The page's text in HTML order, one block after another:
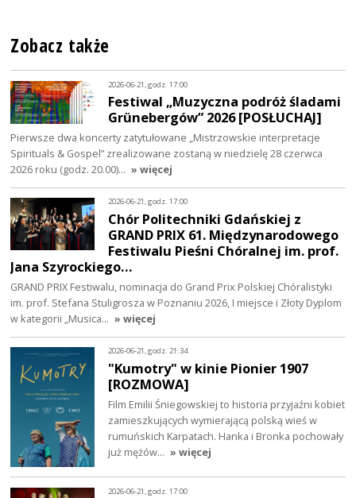
Zobacz także
2026-06-21, godz. 17:00
Festiwal „Muzyczna podróż śladami
Grünebergów” 2026 [POSŁUCHAJ]
Pierwsze dwa koncerty zatytułowane „Mistrzowskie interpretacje
Spirituals & Gospel” zrealizowane zostaną w niedzielę 28 czerwca
2026 roku (godz. 20.00)… » więcej
2026-06-21, godz. 17:00
Chór Politechniki Gdańskiej z
GRAND PRIX 61. Międzynarodowego
Festiwalu Pieśni Chóralnej im. prof.
Jana Szyrockiego…
GRAND PRIX Festiwalu, nominacja do Grand Prix Polskiej Chóralistyki
im. prof. Stefana Stuligrosza w Poznaniu 2026, I miejsce i Złoty Dyplom
w kategorii „Musica… » więcej
2026-06-21, godz. 21:34
"Kumotry" w kinie Pionier 1907
[ROZMOWA]
Film Emilii Śniegowskiej to historia przyjaźni kobiet
zamieszkujących wymierającą polską wieś w
rumuńskich Karpatach. Hanka i Bronka pochowały
już mężów… » więcej
2026-06-21, godz. 17:00